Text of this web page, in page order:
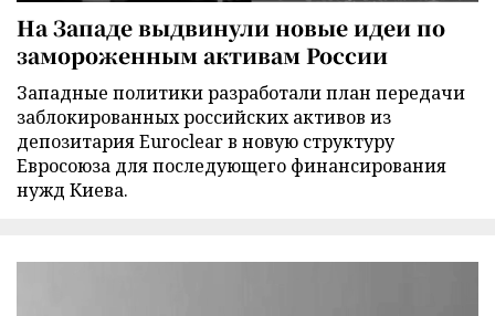
На Западе выдвинули новые идеи по
замороженным активам России
Западные политики разработали план передачи
заблокированных российских активов из
депозитария Euroclear в новую структуру
Евросоюза для последующего финансирования
нужд Киева.